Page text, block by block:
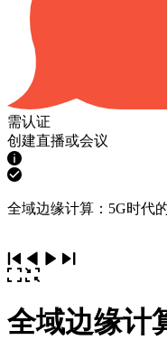
需认证
创建直播或会议
全域边缘计算：5G时代
全域边缘计